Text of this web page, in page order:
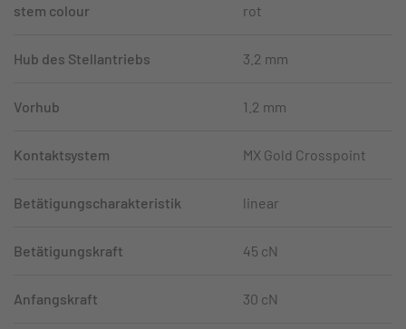
stem colour rot
Hub des Stellantriebs 3.2 mm
Vorhub 1.2 mm
Kontaktsystem MX Gold Crosspoint
Betätigungscharakteristik linear
Betätigungskraft 45 cN
Anfangskraft 30 cN